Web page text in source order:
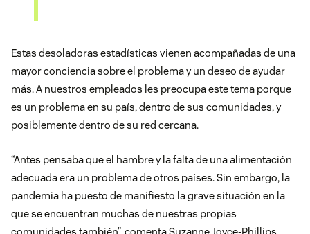
Estas desoladoras estadísticas vienen acompañadas de una
mayor conciencia sobre el problema y un deseo de ayudar
más. A nuestros empleados les preocupa este tema porque
es un problema en su país, dentro de sus comunidades, y
posiblemente dentro de su red cercana.
“Antes pensaba que el hambre y la falta de una alimentación
adecuada era un problema de otros países. Sin embargo, la
pandemia ha puesto de manifiesto la grave situación en la
que se encuentran muchas de nuestras propias